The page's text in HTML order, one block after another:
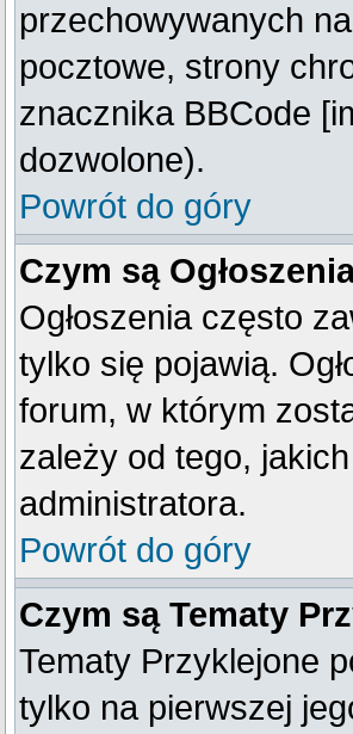
przechowywanych
pocztowe, strony
znacznika BBCode
dozwolone).
Powrót do góry
Czym są
Ogłoszenia często
tylko się pojawią.
forum, w którym
zależy od tego,
administratora.
Powrót do góry
Czym są Tematy
Tematy Przyklejone
tylko na pierwszej